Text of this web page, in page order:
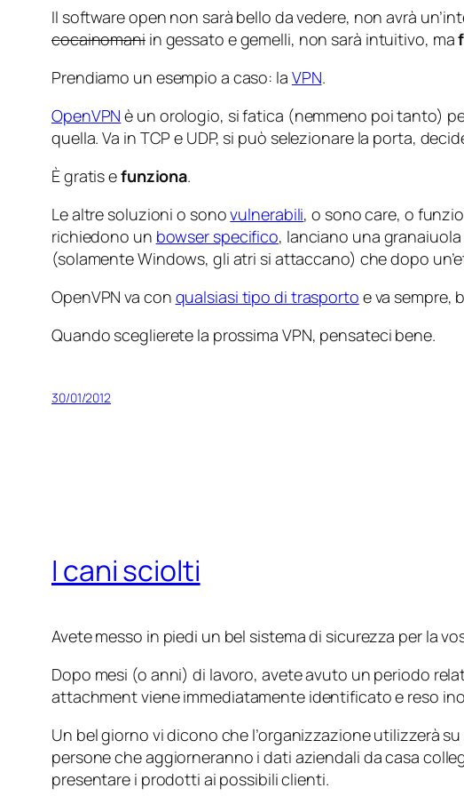
Il software open non sarà bello da vedere, non avrà
cocainomaniin gessato e gemelli, non sarà intuitivo, ma
Prendiamo un esempio a caso: la VPN.
OpenVPN è un orologio, si fatica (nemmeno poi tanto)
quella. Va in TCP e UDP, si può selezionare la porta,
È gratis efunziona.
Le altre soluzioni o sonovulnerabili, o sono care, o
richiedono un bowser specifico, lanciano una
(solamente Windows, gli atri si attaccano) che dopo
OpenVPN va con qualsiasi tipo di trasporto e va sempre,
Quando sceglierete la prossima VPN, pensateci bene.
30/01/2012
I cani sciolti
Avete messo in piedi un bel sistema di sicurezza per la
Dopo mesi (o anni) di lavoro, avete avuto un periodo
attachmentviene immediatamente identificato e reso
Un bel giorno vi dicono che l’organizzazione utilizzerà
persone che aggiorneranno i dati aziendali da casa
presentare i prodotti ai possibili clienti.